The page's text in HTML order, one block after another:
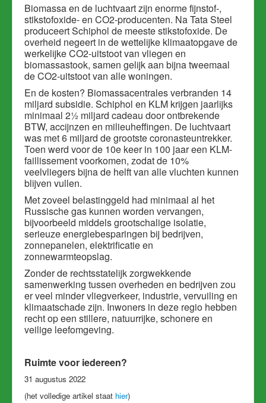
Biomassa en de luchtvaart zijn enorme fijnstof-,
stikstofoxide- en CO2-producenten. Na Tata Steel
produceert Schiphol de meeste stikstofoxide. De
overheid negeert in de wettelijke klimaatopgave de
werkelijke CO2-uitstoot van vliegen en
biomassastook, samen gelijk aan bijna tweemaal
de CO2-uitstoot van alle woningen.
En de kosten? Biomassacentrales verbranden 14
miljard subsidie. Schiphol en KLM krijgen jaarlijks
minimaal 2½ miljard cadeau door ontbrekende
BTW, accijnzen en milieuheffingen. De luchtvaart
was met 6 miljard de grootste coronasteuntrekker.
Toen werd voor de 10e keer in 100 jaar een KLM-
faillissement voorkomen, zodat de 10%
veelvliegers bijna de helft van alle vluchten kunnen
blijven vullen.
Met zoveel belastinggeld had minimaal al het
Russische gas kunnen worden vervangen,
bijvoorbeeld middels grootschalige isolatie,
serieuze energiebesparingen bij bedrijven,
zonnepanelen, elektrificatie en
zonnewarmteopslag.
Zonder de rechtsstatelijk zorgwekkende
samenwerking tussen overheden en bedrijven zou
er veel minder vliegverkeer, industrie, vervuiling en
klimaatschade zijn. Inwoners in deze regio hebben
recht op een stillere, natuurrijke, schonere en
veilige leefomgeving.
Ruimte voor iedereen?
31 augustus 2022
(het volledige artikel staat hier)